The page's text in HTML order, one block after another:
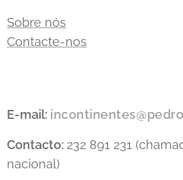
Sobre nós
Contacte-nos
E-mail:
Contacto: 232 891 231
nacional)